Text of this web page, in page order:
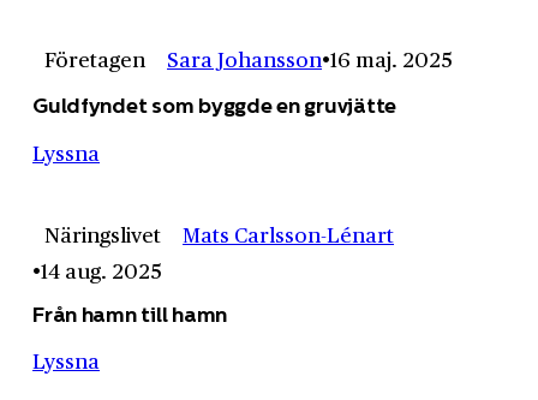
Företagen Sara Johansson 16 maj. 2025
Guldfyndet som byggde en gruvjätte
Lyssna
Näringslivet
Mats Carlsson-Lénart
14 aug. 2025
Från hamn till hamn
Lyssna